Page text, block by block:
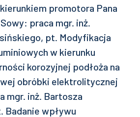
promotora Pana
praca mgr. inż.
pt. Modyfikacja
w kierunku
korozyjnej podłoża na
obróbki elektrolitycznej
mgr. inż. Bartosza
Badanie wpływu